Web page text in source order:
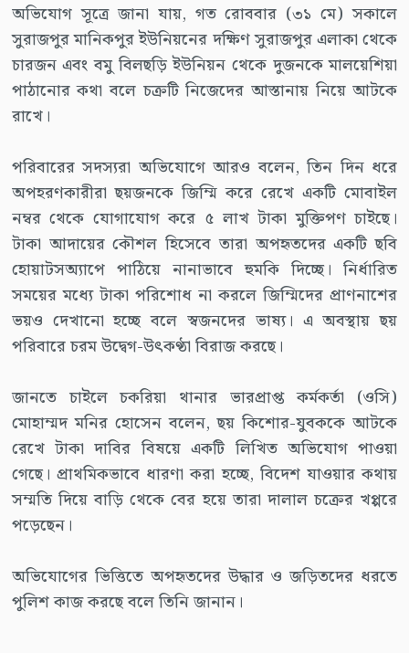
অভিযোগ সূত্রে জানা যায়, গত রোববার (৩১ মে) সকালে
সুরাজপুর মানিকপুর ইউনিয়নের দক্ষিণ সুরাজপুর এলাকা থেকে
চারজন এবং বমু বিলছড়ি ইউনিয়ন থেকে দুজনকে মালয়েশিয়া
পাঠানোর কথা বলে চক্রটি নিজেদের আস্তানায় নিয়ে আটকে
রাখে।
পরিবারের সদস্যরা অভিযোগে আরও বলেন, তিন দিন ধরে
অপহরণকারীরা ছয়জনকে জিম্মি করে রেখে একটি মোবাইল
নম্বর থেকে যোগাযোগ করে ৫ লাখ টাকা মুক্তিপণ চাইছে।
টাকা আদায়ের কৌশল হিসেবে তারা অপহৃতদের একটি ছবি
হোয়াটসঅ্যাপে পাঠিয়ে নানাভাবে হুমকি দিচ্ছে। নির্ধারিত
সময়ের মধ্যে টাকা পরিশোধ না করলে জিম্মিদের প্রাণনাশের
ভয়ও দেখানো হচ্ছে বলে স্বজনদের ভাষ্য। এ অবস্থায় ছয়
পরিবারে চরম উদ্বেগ-উৎকণ্ঠা বিরাজ করছে।
জানতে চাইলে চকরিয়া থানার ভারপ্রাপ্ত কর্মকর্তা (ওসি)
মোহাম্মদ মনির হোসেন বলেন, ছয় কিশোর-যুবককে আটকে
রেখে টাকা দাবির বিষয়ে একটি লিখিত অভিযোগ পাওয়া
গেছে। প্রাথমিকভাবে ধারণা করা হচ্ছে, বিদেশ যাওয়ার কথায়
সম্মতি দিয়ে বাড়ি থেকে বের হয়ে তারা দালাল চক্রের খপ্পরে
পড়েছেন।
অভিযোগের ভিত্তিতে অপহৃতদের উদ্ধার ও জড়িতদের ধরতে
পুলিশ কাজ করছে বলে তিনি জানান।